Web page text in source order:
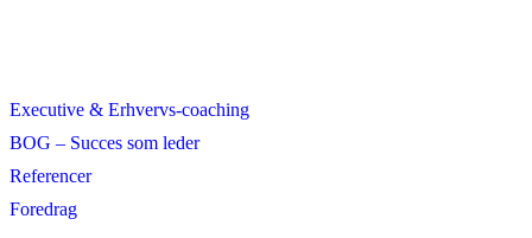
Executive & Erhvervs-coaching
BOG – Succes som leder
Referencer
Foredrag